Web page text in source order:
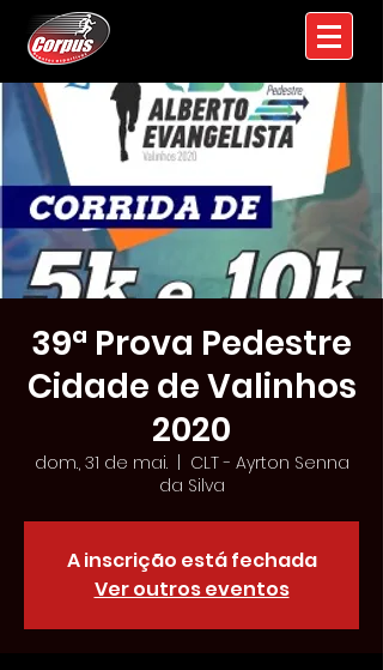
39ª Prova Pedestre
Cidade de Valinhos
2020
dom., 31 de mai.
  |
CLT - Ayrton Senna
da Silva
A inscrição está fechada
Ver outros eventos